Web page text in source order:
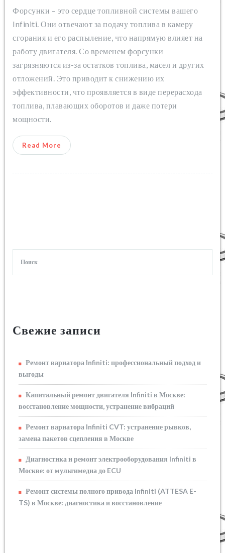
Форсунки – это сердце топливной системы вашего
Infiniti. Они отвечают за подачу топлива в камеру
сгорания и его распыление, что напрямую влияет на
работу двигателя. Со временем форсунки
загрязняются из-за остатков топлива, масел и других
отложений. Это приводит к снижению их
эффективности, что проявляется в виде перерасхода
топлива, плавающих оборотов и даже потери
мощности.
Read More
Свежие записи
Ремонт вариатора Infiniti: профессиональный подход и
выгоды
Капитальный ремонт двигателя Infiniti в Москве:
восстановление мощности, устранение вибраций
Ремонт вариатора Infiniti CVT: устранение рывков,
замена пакетов сцепления в Москве
Диагностика и ремонт электрооборудования Infiniti в
Москве: от мультимедиа до ECU
Ремонт системы полного привода Infiniti (ATTESA E-
TS) в Москве: диагностика и восстановление